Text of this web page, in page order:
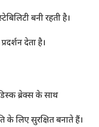
बनी रहती है।
देता है।
ब्रेक्स के साथ
लिए सुरक्षित बनाते हैं।